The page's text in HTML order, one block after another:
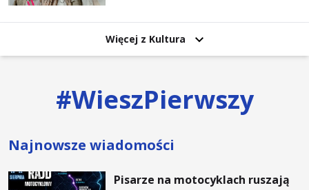
Więcej z Kultura
#WieszPierwszy
Najnowsze wiadomości
Pisarze na motocyklach ruszają